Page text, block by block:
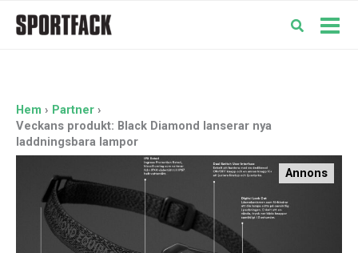
Hem
Partner
Veckans produkt: Black Diamond lanserar nya
laddningsbara lampor
Annons